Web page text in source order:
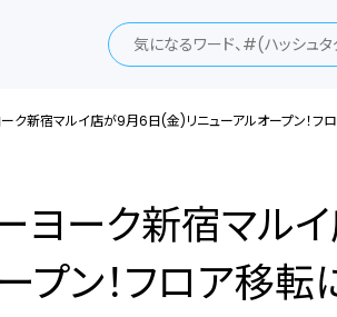
ク新宿マルイ店が9月6日(金)リニューアルオープン！フ
ヨーク新宿マル
プン！フロア移